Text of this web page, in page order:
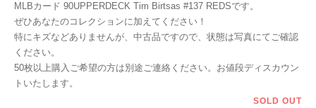
MLBカード 90UPPERDECK Tim Birtsas #137 REDSです。
ぜひあなたのコレクションに加えてください！
特にキズなどありませんが、中古品ですので、状態は写真にてご確認
ください。
50枚以上購入ご希望の方は別途ご連絡ください。お値段ディスカウン
トいたします。
SOLD OUT